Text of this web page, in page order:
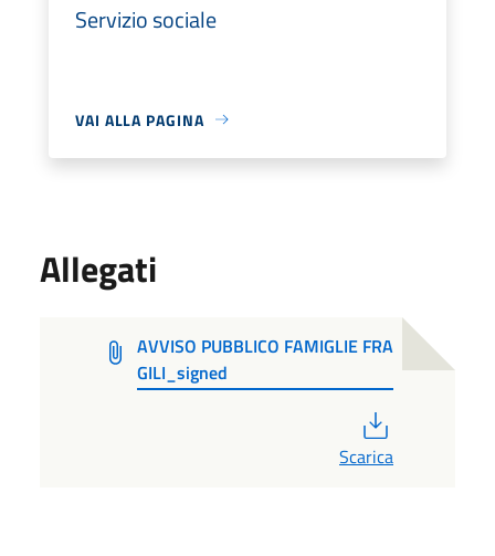
Servizio sociale
VAI ALLA PAGINA
Allegati
AVVISO PUBBLICO FAMIGLIE FRA
GILI_signed
Scarica